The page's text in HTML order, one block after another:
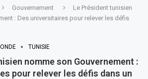
Gouvernement
Le Président tunisien
: Des universitaires pour relever les défis
TUNISIE
nomme son Gouvernement :
pour relever les défis dans un